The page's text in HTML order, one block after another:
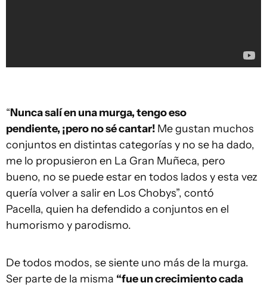
“Nunca salí en una murga, tengo eso
pendiente, ¡pero no sé cantar! Me gustan muchos
conjuntos en distintas categorías y no se ha dado,
me lo propusieron en La Gran Muñeca, pero
bueno, no se puede estar en todos lados y esta vez
quería volver a salir en Los Chobys”, contó
Pacella, quien ha defendido a conjuntos en el
humorismo y parodismo.
De todos modos, se siente uno más de la murga.
Ser parte de la misma “fue un crecimiento cada